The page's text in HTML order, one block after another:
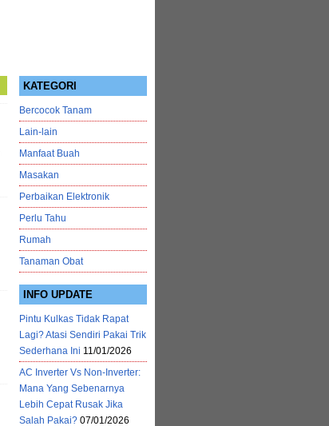
KATEGORI
Bercocok Tanam
Lain-lain
Manfaat Buah
Masakan
Perbaikan Elektronik
Perlu Tahu
Rumah
Tanaman Obat
INFO UPDATE
Pintu Kulkas Tidak Rapat
Lagi? Atasi Sendiri Pakai Trik
Sederhana Ini 11/01/2026
AC Inverter Vs Non-Inverter:
Mana Yang Sebenarnya
Lebih Cepat Rusak Jika
Salah Pakai? 07/01/2026